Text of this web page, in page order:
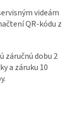
videám
QR-kódu z
záručnú dobu 2
a záruku 10